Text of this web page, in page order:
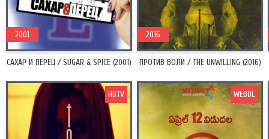
САХАР И ПЕРЕЦ / SUGAR & SPICE (2001)
2001
ПРОТИВ ВОЛИ / THE UNWILLING (2016)
2016
HDTV WEBDL